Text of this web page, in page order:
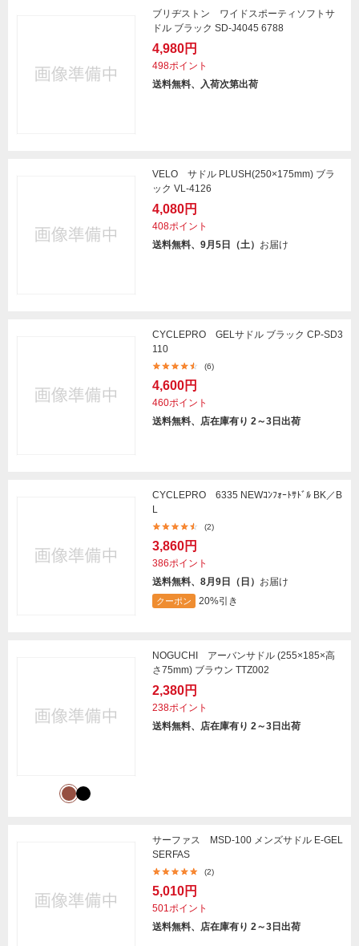
ブリヂストン ワイドスポーティソフトサ
ドル ブラック SD-J4045 6788
4,980円
498ポイント
送料無料、入荷次第出荷
VELO サドル PLUSH(250×175mm) ブラ
ック VL-4126
4,080円
408ポイント
送料無料、9月5日（土） お届け
CYCLEPRO GELサドル ブラック CP-SD3
110
(6)
4,600円
460ポイント
送料無料、店在庫有り 2～3日出荷
CYCLEPRO 6335 NEWｺﾝﾌｫｰﾄｻﾄﾞﾙ BK／B
L
(2)
3,860円
386ポイント
送料無料、8月9日（日） お届け
クーポン 20%引き
NOGUCHI アーバンサドル (255×185×高
さ75mm) ブラウン TTZ002
2,380円
238ポイント
送料無料、店在庫有り 2～3日出荷
サーファス MSD-100 メンズサドル E-GEL
SERFAS
(2)
5,010円
501ポイント
送料無料、店在庫有り 2～3日出荷